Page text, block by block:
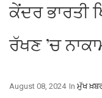
ਕੇਂਦਰ ਭਾਰਤੀ
ਰੱਖਣ ’ਚ
In ਮੁੱਖ
August 08, 2024